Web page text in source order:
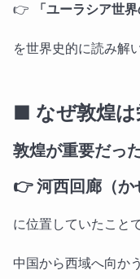
👉 「ユーラシア世
を世界史的に読み解
■ なぜ敦煌
敦煌が重要だっ
👉河西回廊（か
に位置していたことで
中国から西域へ向かう